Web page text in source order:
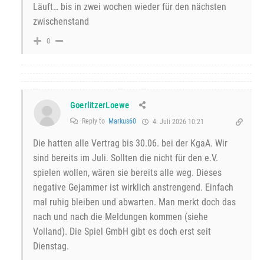
Läuft… bis in zwei wochen wieder für den nächsten
zwischenstand
0
GoerlitzerLoewe
Reply to Markus60 4. Juli 2026 10:21
Die hatten alle Vertrag bis 30.06. bei der KgaA. Wir
sind bereits im Juli. Sollten die nicht für den e.V.
spielen wollen, wären sie bereits alle weg. Dieses
negative Gejammer ist wirklich anstrengend. Einfach
mal ruhig bleiben und abwarten. Man merkt doch das
nach und nach die Meldungen kommen (siehe
Volland). Die Spiel GmbH gibt es doch erst seit
Dienstag.